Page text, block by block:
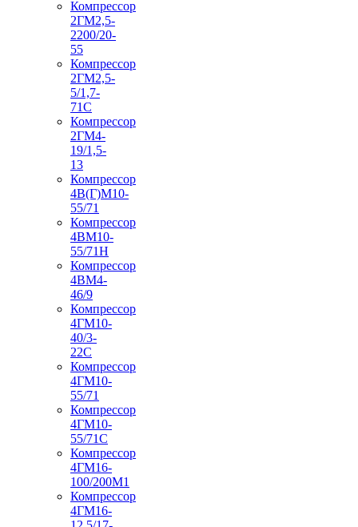
Компрессор
2ГМ2,5-
2200/20-
55
Компрессор
2ГМ2,5-
5/1,7-
71С
Компрессор
2ГМ4-
19/1,5-
13
Компрессор
4В(Г)М10-
55/71
Компрессор
4ВМ10-
55/71Н
Компрессор
4ВМ4-
46/9
Компрессор
4ГМ10-
40/3-
22С
Компрессор
4ГМ10-
55/71
Компрессор
4ГМ10-
55/71С
Компрессор
4ГМ16-
100/200М1
Компрессор
4ГМ16-